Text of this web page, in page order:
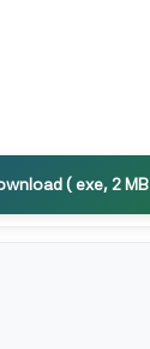
( exe, 2